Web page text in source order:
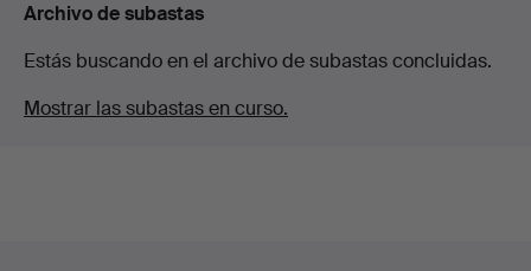
Archivo de subastas
Estás buscando en el archivo de subastas concluidas.
Mostrar las subastas en curso.